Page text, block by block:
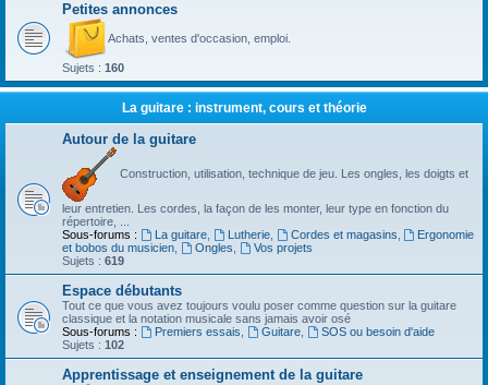
Petites annonces
Achats, ventes d'occasion, emploi.
Sujets : 160
La guitare : instrument, cours et théorie
Autour de la guitare
Construction, utilisation, technique de jeu. Les ongles, les doigts et
leur entretien. Les cordes, la façon de les monter, leur type en fonction du
répertoire, ...
Sous-forums :
La guitare, Lutherie, Cordes et magasins
Ergonomie
et bobos du musicien
Ongles
Vos projets
Sujets : 619
Espace débutants
Tout ce que vous avez toujours voulu poser comme question sur la guitare
classique et la notation musicale sans jamais avoir osé
Sous-forums :
Premiers essais Guitare,
SOS ou besoin d'aide
Sujets : 102
Apprentissage et enseignement de la guitare